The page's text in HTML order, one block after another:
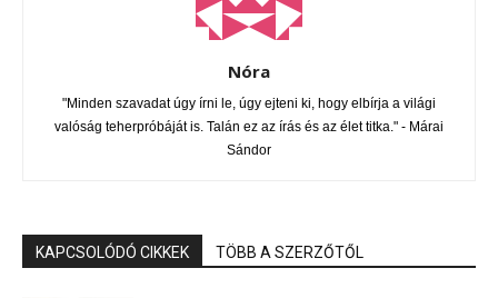
Nóra
"Minden szavadat úgy írni le, úgy ejteni ki, hogy elbírja a világi
valóság teherpróbáját is. Talán ez az írás és az élet titka." - Márai
Sándor
KAPCSOLÓDÓ CIKKEK TÖBB A SZERZŐTŐL